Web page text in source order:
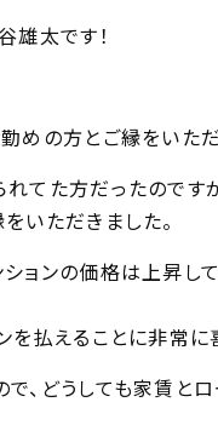
雄太です！
の方とご縁をいただ
てた方だったのです
いただきました。
ョンの価格は上昇し
を払えることに非常に
、どうしても家賃と